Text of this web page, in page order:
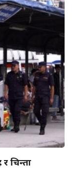
चिन्ता